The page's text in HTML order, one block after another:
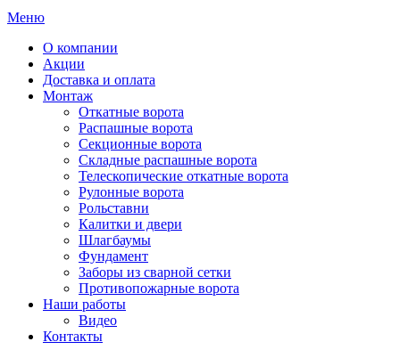
Меню
О компании
Акции
Доставка и оплата
Монтаж
Откатные ворота
Распашные ворота
Секционные ворота
Складные распашные ворота
Телескопические откатные ворота
Рулонные ворота
Рольставни
Калитки и двери
Шлагбаумы
Фундамент
Заборы из сварной сетки
Противопожарные ворота
Наши работы
Видео
Контакты